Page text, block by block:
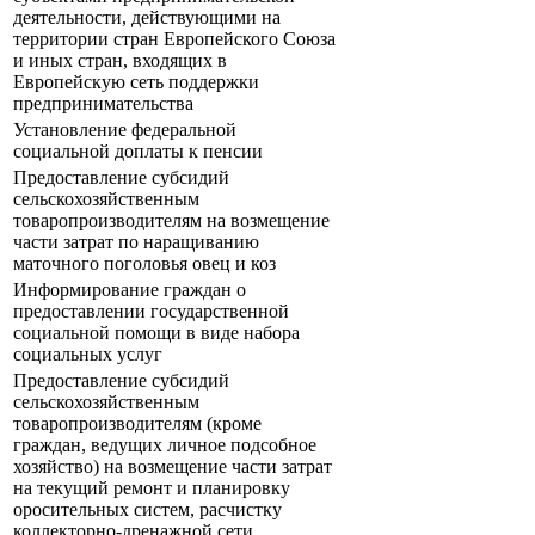
деятельности, действующими на
территории стран Европейского Союза
и иных стран, входящих в
Европейскую сеть поддержки
предпринимательства
Установление федеральной
социальной доплаты к пенсии
Предоставление субсидий
сельскохозяйственным
товаропроизводителям на возмещение
части затрат по наращиванию
маточного поголовья овец и коз
Информирование граждан о
предоставлении государственной
социальной помощи в виде набора
социальных услуг
Предоставление субсидий
сельскохозяйственным
товаропроизводителям (кроме
граждан, ведущих личное подсобное
хозяйство) на возмещение части затрат
на текущий ремонт и планировку
оросительных систем, расчистку